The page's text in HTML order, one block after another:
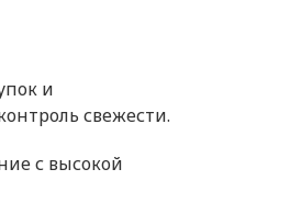
и
свежести.
с высокой